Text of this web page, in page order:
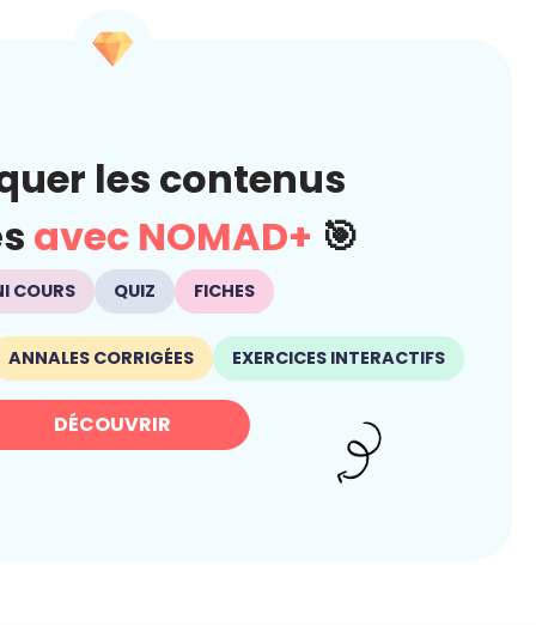
les contenus
avec NOMAD+ 🎯
COURS QUIZ FICHES
ANNALES CORRIGÉES EXERCICES INTERACTIFS
DÉCOUVRIR